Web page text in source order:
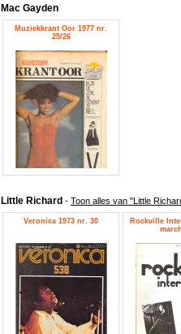
Mac Gayden
Muziekkrant Oor 1977 nr.
25/26
Little Richard - Toon alles van "Little
Veronica 1973 nr. 30
Rockville